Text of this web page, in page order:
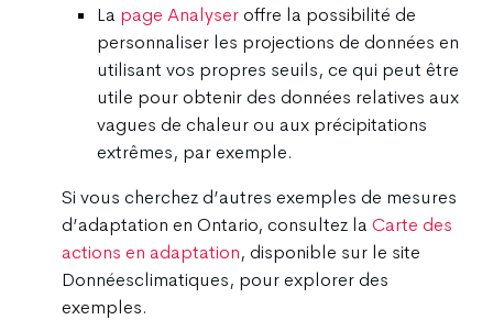
La page Analyseroffre la possibilité de
personnaliser les projections de données en
utilisant vos propres seuils, ce qui peut être
utile pour obtenir des données relatives aux
vagues de chaleur ou aux précipitations
extrêmes, par exemple.
Si vous cherchez d’autres exemples de mesures
d’adaptation en Ontario, consultez la Carte des
actions en adaptation, disponible sur le site
Donnéesclimatiques, pour explorer des
exemples.